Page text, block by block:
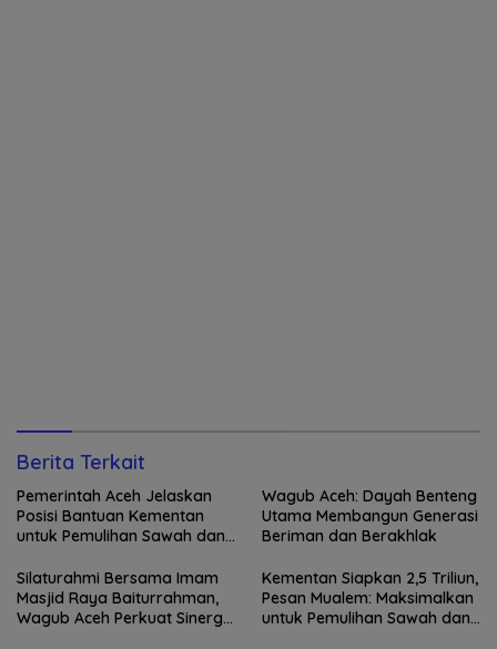
Berita Terkait
Pemerintah Aceh Jelaskan
Posisi Bantuan Kementan
untuk Pemulihan Sawah dan
Wagub Aceh: Dayah Benteng
Utama Membangun Generasi
Beriman dan Berakhlak
Silaturahmi Bersama Imam
Masjid Raya Baiturrahman,
Wagub Aceh Perkuat Sinergi
Kementan Siapkan 2,5 Triliun,
Pesan Mualem: Maksimalkan
untuk Pemulihan Sawah dan